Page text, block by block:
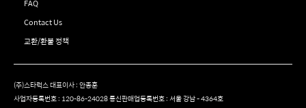
FAQ
Contact Us
교환/환불 정책
(주)스타럭스 대표이사 : 안종훈
사업자등록번호 : 120-86-24028 통신판매업등록번호 : 서울 강남 - 4364호